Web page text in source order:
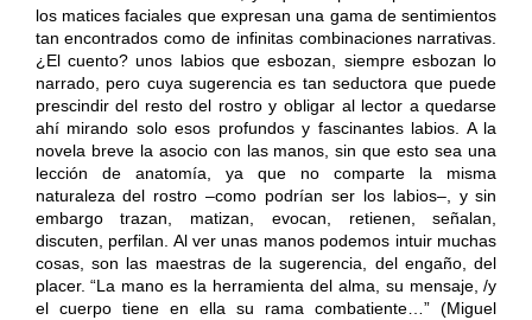
los matices faciales que expresan una gama de sentimientos
tan encontrados como de infinitas combinaciones narrativas.
¿El cuento? unos labios que esbozan, siempre esbozan lo
narrado, pero cuya sugerencia es tan seductora que puede
prescindir del resto del rostro y obligar al lector a quedarse
ahí mirando solo esos profundos y fascinantes labios. A la
novela breve la asocio con las manos, sin que esto sea una
lección de anatomía, ya que no comparte la misma
naturaleza del rostro –como podrían ser los labios–, y sin
embargo trazan, matizan, evocan, retienen, señalan,
discuten, perfilan. Al ver unas manos podemos intuir muchas
cosas, son las maestras de la sugerencia, del engaño, del
placer. “La mano es la herramienta del alma, su mensaje, /y
el cuerpo tiene en ella su rama combatiente…” (Miguel